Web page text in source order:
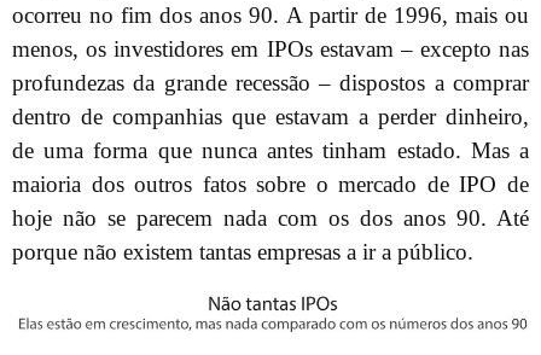
ocorreu no fim dos anos 90. A partir de 1996, mais ou
menos, os investidores em IPOs estavam – excepto nas
profundezas da grande recessão – dispostos a comprar
dentro de companhias que estavam a perder dinheiro,
de uma forma que nunca antes tinham estado. Mas a
maioria dos outros fatos sobre o mercado de IPO de
hoje não se parecem nada com os dos anos 90. Até
porque não existem tantas empresas a ir a público.